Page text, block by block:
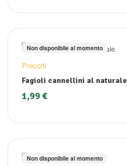
Non disponibile al momento
Precotti
Fagioli cannellini al naturale
1,99€
Non disponibile al momento